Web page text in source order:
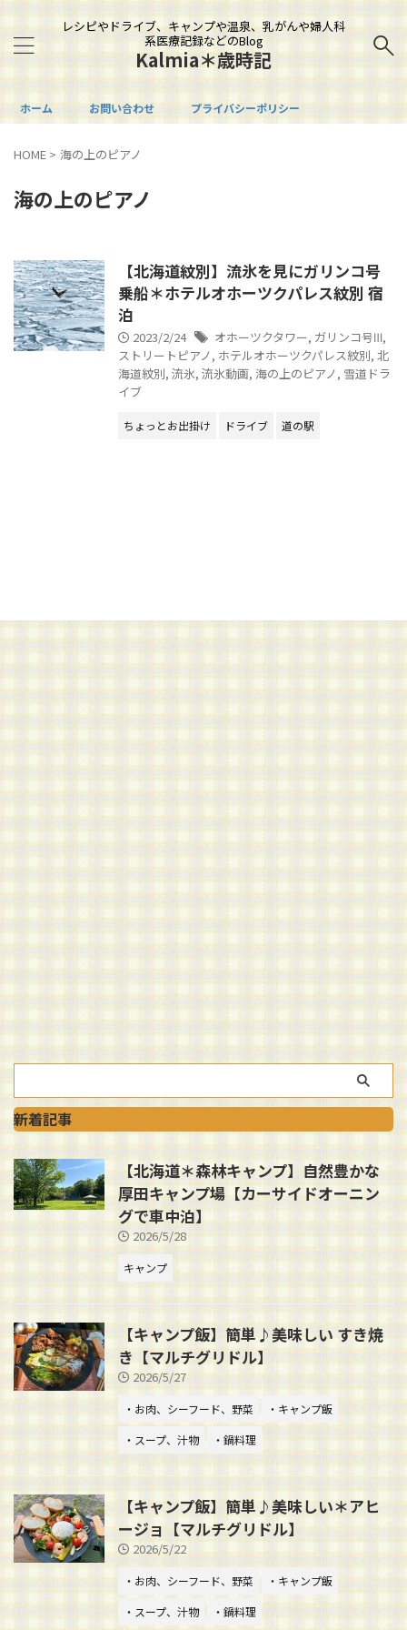
レシピやドライブ、キャンプや温泉、乳がんや婦人科
系医療記録などのBlog
Kalmia＊歳時記
ホーム お問い合わせ プライバシーポリシー
HOME > 海の上のピアノ
海の上のピアノ
【北海道紋別】流氷を見にガリンコ号
乗船＊ホテルオホーツクパレス紋別 宿
泊
2023/2/24 オホーツクタワー, ガリンコ号Ⅲ,
ストリートピアノ , ホテルオホーツクパレス紋別, 北
海道紋別, 流氷, 流氷動画, 海の上のピアノ , 雪道ドラ
イブ
ちょっとお出掛け ドライブ 道の駅
新着記事
【北海道＊森林キャンプ】自然豊かな
厚田キャンプ場【カーサイドオーニン
グで車中泊】
2026/5/28
キャンプ
【キャンプ飯】簡単♪美味しい すき焼
き【マルチグリドル】
2026/5/27
・お肉、シーフード、野菜
・キャンプ飯
・スープ、汁物
・鍋料理
【キャンプ飯】簡単♪美味しい＊アヒ
ージョ【マルチグリドル】
2026/5/22
・お肉、シーフード、野菜
・キャンプ飯
・スープ、汁物
・鍋料理